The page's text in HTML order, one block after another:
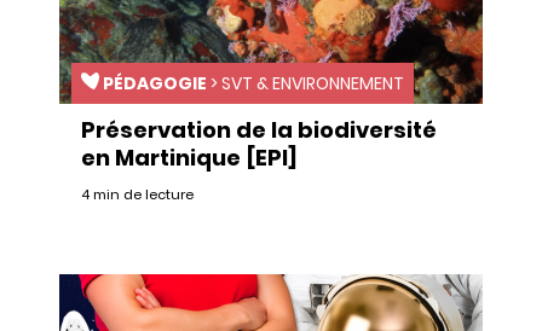
PÉDAGOGIE >SVT & ENVIRONNEMENT
Préservation de la biodiversité
en Martinique [EPI]
4 min de lecture